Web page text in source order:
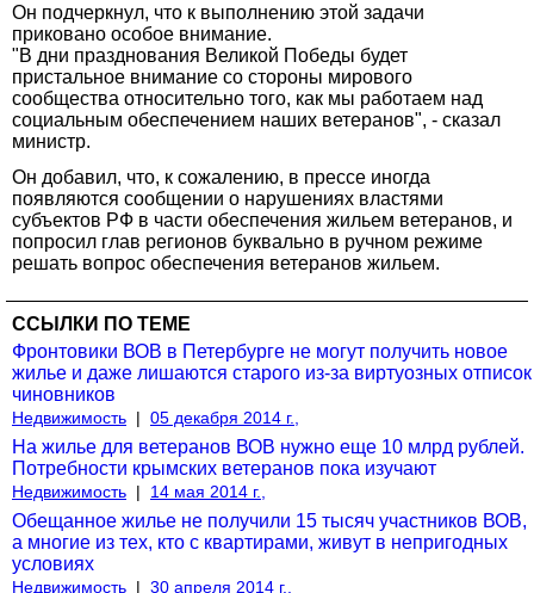
Он подчеркнул, что к выполнению этой задачи
приковано особое внимание.
"В дни празднования Великой Победы будет
пристальное внимание со стороны мирового
сообщества относительно того, как мы работаем над
социальным обеспечением наших ветеранов", - сказал
министр.
Он добавил, что, к сожалению, в прессе иногда
появляются сообщении о нарушениях властями
субъектов РФ в части обеспечения жильем ветеранов, и
попросил глав регионов буквально в ручном режиме
решать вопрос обеспечения ветеранов жильем.
ССЫЛКИ ПО ТЕМЕ
Фронтовики ВОВ в Петербурге не могут получить новое
жилье и даже лишаются старого из-за виртуозных отписок
чиновников
Недвижимость | 05 декабря 2014 г.,
На жилье для ветеранов ВОВ нужно еще 10 млрд рублей.
Потребности крымских ветеранов пока изучают
Недвижимость | 14 мая 2014 г.,
Обещанное жилье не получили 15 тысяч участников ВОВ,
а многие из тех, кто с квартирами, живут в непригодных
условиях
Недвижимость | 30 апреля 2014 г.,